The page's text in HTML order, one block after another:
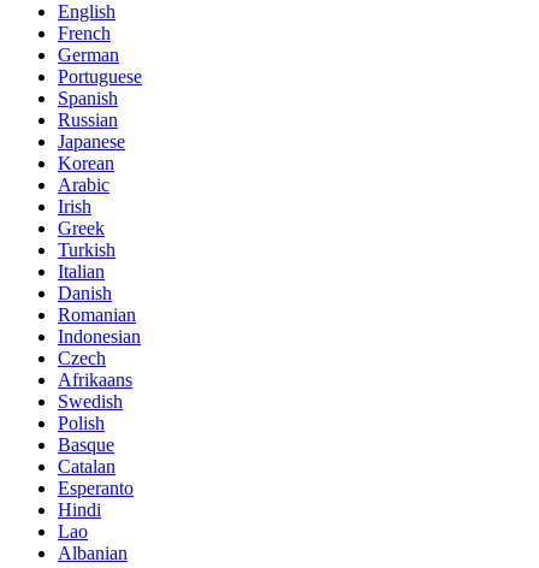
English
French
German
Portuguese
Spanish
Russian
Japanese
Korean
Arabic
Irish
Greek
Turkish
Italian
Danish
Romanian
Indonesian
Czech
Afrikaans
Swedish
Polish
Basque
Catalan
Esperanto
Hindi
Lao
Albanian